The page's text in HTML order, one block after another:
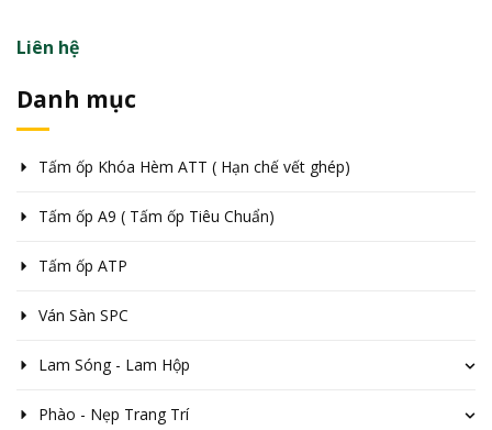
Liên hệ
Danh mục
Tấm ốp Khóa Hèm ATT ( Hạn chế vết ghép)
Tấm ốp A9 ( Tấm ốp Tiêu Chuẩn)
Tấm ốp ATP
Ván Sàn SPC
Lam Sóng - Lam Hộp
Phào - Nẹp Trang Trí